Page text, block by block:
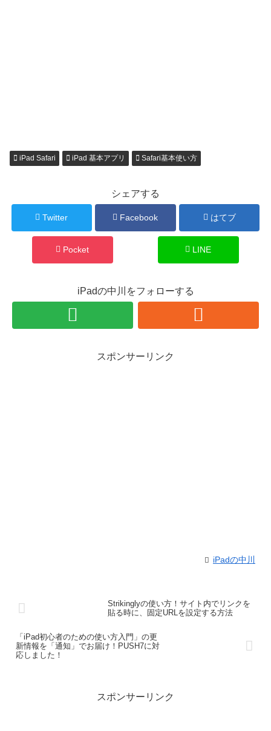
iPad Safari iPad 基本アプリ Safari基本使い方
シェアする
Twitter Facebook はてブ
Pocket LINE
iPadの中川をフォローする
スポンサーリンク
iPadの中川
Strikinglyの使い方！サイト内でリンクを
貼る時に、固定URLを設定する方法
「iPad初心者のための使い方入門」の更
新情報を「通知」でお届け！PUSH7に対
応しました！
スポンサーリンク